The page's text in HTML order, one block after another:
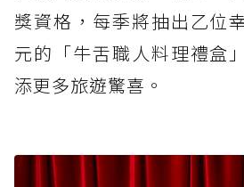
獎資格，每季將抽出乙位
元的「牛舌職人料理禮盒
添更多旅遊驚喜。